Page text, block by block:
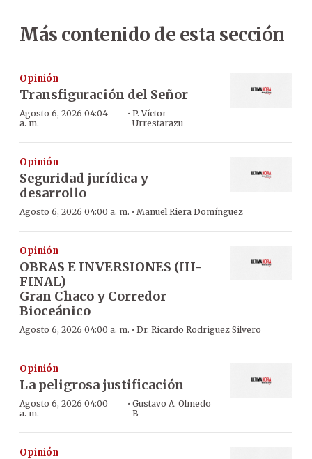
Más contenido de esta sección
Opinión
Transfiguración del Señor
Agosto 6, 2026 04:04
a. m.
· P. Víctor
Urrestarazu
Opinión
Seguridad jurídica y
desarrollo
Agosto 6, 2026 04:00 a. m. · Manuel Riera Domínguez
Opinión
OBRAS E INVERSIONES (III-
FINAL)
Gran Chaco y Corredor
Bioceánico
Agosto 6, 2026 04:00 a. m. · Dr. Ricardo Rodriguez Silvero
Opinión
La peligrosa justificación
Agosto 6, 2026 04:00
a. m.
· Gustavo A. Olmedo
B
Opinión